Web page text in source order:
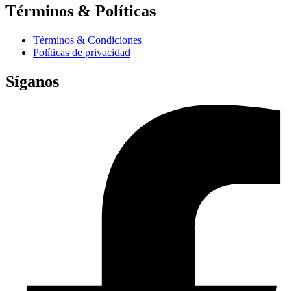
Términos & Políticas
Términos & Condiciones
Políticas de privacidad
Síganos